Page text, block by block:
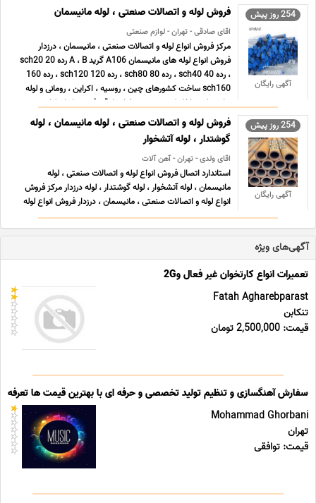
254 روز پیش
آگهی رایگان
فروش لوله و اتصالات صنعتی ، لوله مانیسمان
اقای صادقی - تهران - لوازم صنعتی
مرکز فروش انواع لوله و اتصالات صنعتی ، مانیسمان ، درزدار
فروش انواع لوله های مانیسمان A106 گرید A ، B رده 20 sch20
، رده 40 sch40 ، رده 80 sch80 ، رده 120 sch120 ، رده 160
sch160 ساخت کشورهای چین ، روسیه ، اکراین ، رومانی و لوله
های تولید داخل کشور. محمدرضا صادقی فروش انواع لوله ... ...
254 روز پیش
آگهی رایگان
فروش لوله و اتصالات صنعتی ، لوله مانیسمان ، لوله
گوشتدار ، لوله آتشخوار
اقای ولدی - تهران - آهن آلات
استاندارد اتصال فروش انواع لوله و اتصالات صنعتی ، لوله
مانیسمان ، لوله آتشخوار ، لوله گوشتدار ، لوله درزدار مرکز فروش
انواع لوله و اتصالات صنعتی ، مانیسمان ، درزدار فروش انواع لوله
های مانیسمان A106 گرید A ، B رده 20 sch20 ، رده 40 sch40
، رده 80 sch80 ، رده 120 sch120 ، رده 160 ... ...
آگهی‌های ویژه
تعمیرات انواع کارتخوان غیر فعال و2G
Fatah Agharebparast
تنکابن
قیمت: 2,500,000 تومان
سفارش آهنگسازی و تنظیم تولید تخصصی و حرفه ای با بهترین قیمت ها تعرفه
Mohammad Ghorbani
تهران
قیمت: توافقی